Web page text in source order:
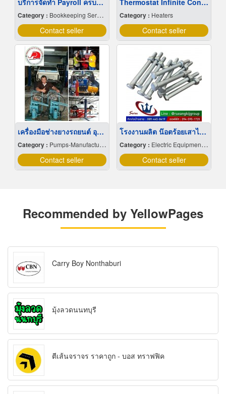
บริการจัดทำ Payroll ครบวงจร
Category : Bookkeeping Service
Contact seller
Thermostat Infinite Control
Category : Heaters
Contact seller
เครื่องมือช่างยางรถยนต์ อุบลราชธานี
Category : Pumps-Manufacturers & Distributors
Contact seller
โรงงานผลิต น๊อตร้อยเสาไฟฟ้า ราคา
Category : Electric Equipment & Supplies-Wholesale & Manufacturers
Contact seller
Recommended by YellowPages
Carry Boy Nonthaburi
มุ้งลวดนนทบุรี
ตีเส้นจราจร ราคาถูก - บอส ทราฟฟิค